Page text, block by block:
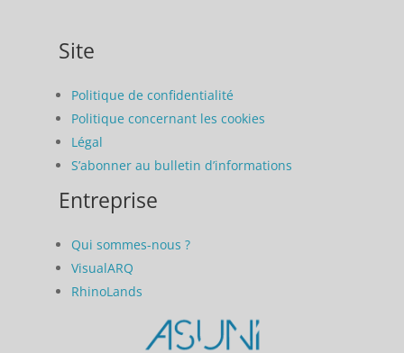
Site
Politique de confidentialité
Politique concernant les cookies
Légal
S’abonner au bulletin d’informations
Entreprise
Qui sommes-nous ?
VisualARQ
RhinoLands